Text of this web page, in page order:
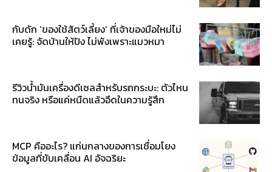
กับดัก ‘ของใช้สัตว์เลี้ยง’ ที่เจ้าของมือใหม่ไม่
เคยรู้: จัดบ้านให้ปัง ไม่พังเพราะแมวหมา
รีวิวน้ำมันเครื่องดีเซลสำหรับรถกระบะ: ตัวไหน
ทนจริง หรือแค่หนืดแล้วอึดในความรู้สึก
MCP คืออะไร? แก่นกลางของการเชื่อมโยง
ข้อมูลที่ขับเคลื่อน AI อัจฉริยะ